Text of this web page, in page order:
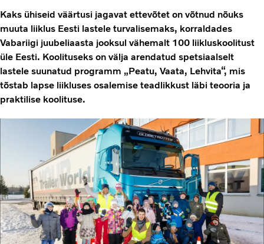
Kaks ühiseid väärtusi jagavat ettevõtet on võtnud nõuks
muuta liiklus Eesti lastele turvalisemaks, korraldades
Vabariigi juubeliaasta jooksul vähemalt 100 liikluskoolitust
üle Eesti. Koolituseks on välja arendatud spetsiaalselt
lastele suunatud programm „Peatu, Vaata, Lehvita“, mis
tõstab lapse liikluses osalemise teadlikkust läbi teooria ja
praktilise koolituse.